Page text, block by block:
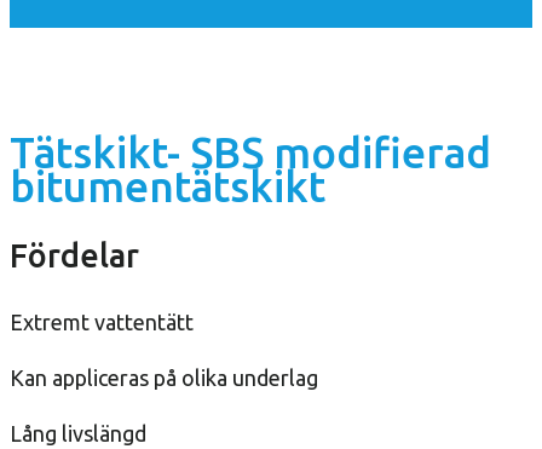
Tätskikt- SBS modifierad
bitumentätskikt
Fördelar
Extremt vattentätt
Kan appliceras på olika underlag
Lång livslängd